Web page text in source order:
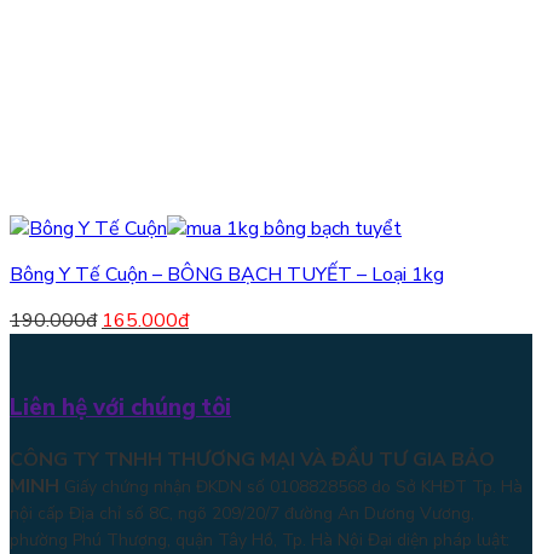
Bông Y Tế Cuộn – BÔNG BẠCH TUYẾT – Loại 1kg
190.000đ 165.000đ
Liên hệ với chúng tôi
CÔNG TY TNHH THƯƠNG MẠI VÀ ĐẦU TƯ GIA BẢO
MINH Giấy chứng nhận ĐKDN số 0108828568 do Sở KHĐT Tp. Hà
nội cấp Địa chỉ số 8C, ngõ 209/20/7 đường An Dương Vương,
phường Phú Thượng, quận Tây Hồ, Tp. Hà Nội Đại diện pháp luật: